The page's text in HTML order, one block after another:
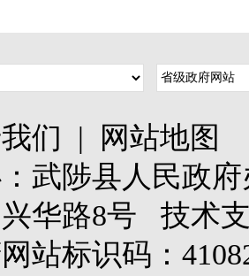
们 |
网站地图
：武陟县人民政
华路8号 技术
站标识码：